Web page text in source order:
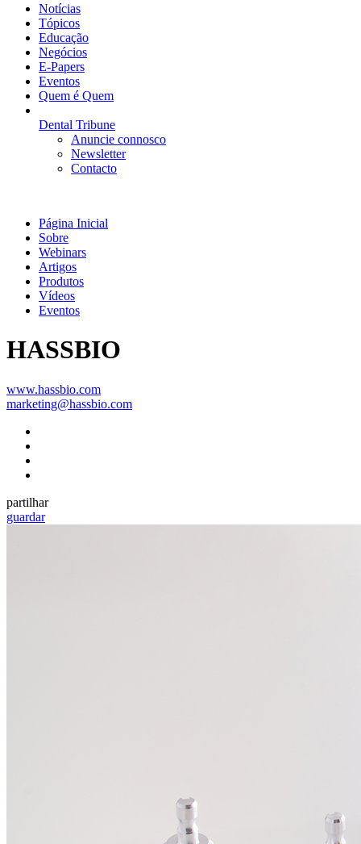
Notícias
Tópicos
Educação
Negócios
E-Papers
Eventos
Quem é Quem
Dental Tribune
Anuncie connosco
Newsletter
Contacto
Página Inicial
Sobre
Webinars
Artigos
Produtos
Vídeos
Eventos
HASSBIO
www.hassbio.com
marketing@hassbio.com
partilhar
guardar